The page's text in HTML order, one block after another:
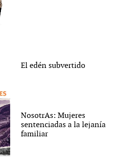
El edén subvertido
NosotrAs: Mujeres
sentenciadas a la lejanía
familiar